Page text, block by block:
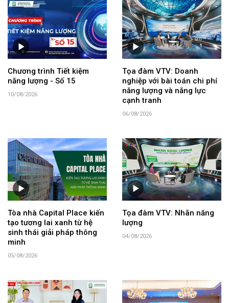
Chương trình Tiết kiệm
năng lượng - Số 15
10/08/2026
Tọa đàm VTV: Doanh
nghiệp với bài toán chi phí
năng lượng và năng lực
cạnh tranh
06/08/2026
Tòa nhà Capital Place kiến
tạo tương lai xanh từ hệ
sinh thái giải pháp thông
minh
05/08/2026
Tọa đàm VTV: Nhãn năng
lượng
04/08/2026